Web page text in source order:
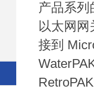
产品系列
以太网
接到